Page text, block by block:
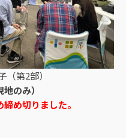
（第2部）
のみ）
め切りました。